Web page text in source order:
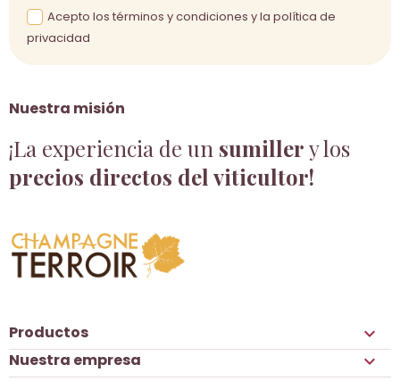
Nuestra misión
¡La experiencia de un sumillery los
precios directos del viticultor!
Acepto los términos y condiciones y la política de
privacidad
Productos 
Nuestra empresa 